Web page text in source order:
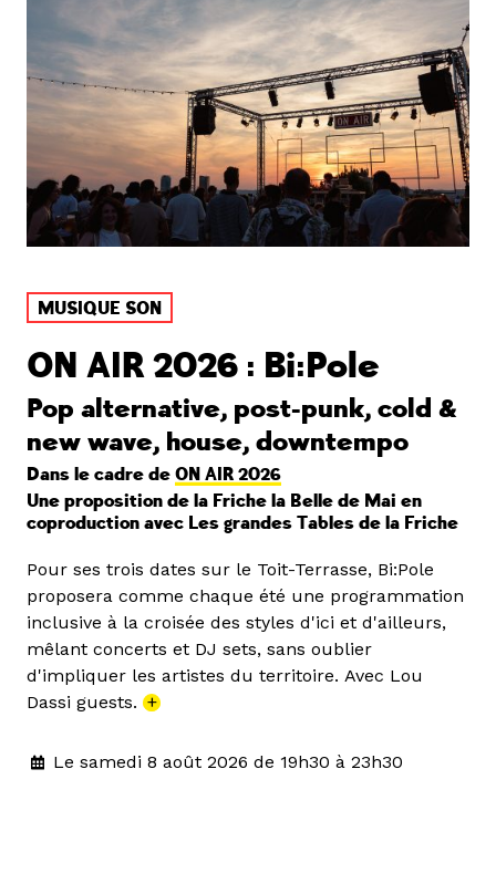
MUSIQUE SON
ON AIR 2026 : Bi:Pole
Pop alternative, post-punk, cold &
new wave, house, downtempo
Dans le cadre de ON AIR 2026
Une proposition de la Friche la Belle de Mai en
coproduction avec Les grandes Tables de la Friche
Pour ses trois dates sur le Toit-Terrasse, Bi:Pole
proposera comme chaque été une programmation
inclusive à la croisée des styles d'ici et d'ailleurs,
mêlant concerts et DJ sets, sans oublier
d'impliquer les artistes du territoire. Avec Lou
Dassi guests. +
Le samedi 8 août 2026 de 19h30 à 23h30